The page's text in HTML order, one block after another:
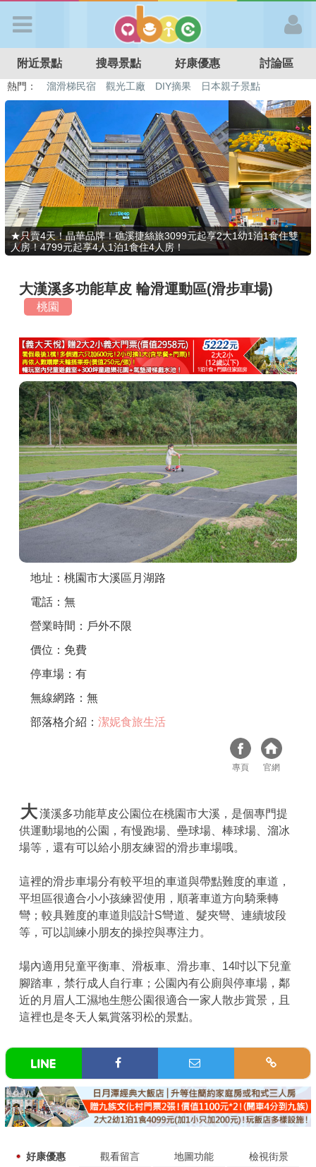
APP登入
首 頁
搜尋景點
好康優惠
最新消息
最新留言
商家合作
推薦景點
討論區
聯絡我們
APP下載
附近景點 搜尋景點 好康優惠 討論區
熱門： 溜滑梯民宿 觀光工廠 DIY摘果
日本親子景點
特色遊戲場
親子住房優惠 台北親子餐廳 溫泉泡湯SPA
★只賣4天！晶華品牌！礁溪捷絲旅3099元起享2大1幼1泊1食住雙
人房！4799元起享4人1泊1食住4人房！
大漢溪多功能草皮 輪滑運動區(滑步車場)
桃園
地址：桃園市大溪區月湖路
電話：無
營業時間：戶外不限
價位：免費
停車場：有
無線網路：無
部落格介紹： 潔妮食旅生活
專頁 官網
大漢溪多功能草皮公園位在桃園市大溪，是個專門提
供運動場地的公園，有慢跑場、壘球場、棒球場、溜冰
場等，還有可以給小朋友練習的滑步車場哦。
這裡的滑步車場分有較平坦的車道與帶點難度的車道，
平坦區很適合小小孩練習使用，順著車道方向騎乘轉
彎；較具難度的車道則設計S彎道、髮夾彎、連續坡段
等，可以訓練小朋友的操控與專注力。
場內適用兒童平衡車、滑板車、滑步車、14吋以下兒童
腳踏車，禁行成人自行車；公園內有公廁與停車場，鄰
近的月眉人工濕地生態公園很適合一家人散步賞景，且
這裡也是冬天人氣賞落羽松的景點。
好康優惠 觀看留言 地圖功能 檢視街景